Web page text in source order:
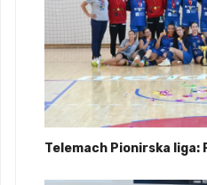
Telemach Pionirska